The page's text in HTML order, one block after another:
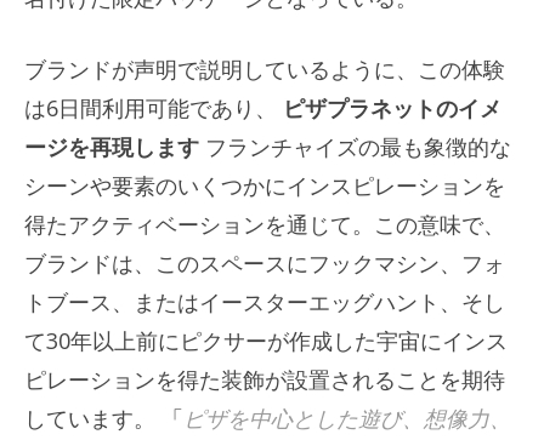
ブランドが声明で説明しているように、この体験
は6日間利用可能であり、
ピザプラネットのイメ
ージを再現します フランチャイズの最も象徴的な
シーンや要素のいくつかにインスピレーションを
得たアクティベーションを通じて。この意味で、
ブランドは、このスペースにフックマシン、フォ
トブース、またはイースターエッグハント、そし
て30年以上前にピクサーが作成した宇宙にインス
ピレーションを得た装飾が設置されることを期待
しています。 「ピザを中心とした遊び、想像力、